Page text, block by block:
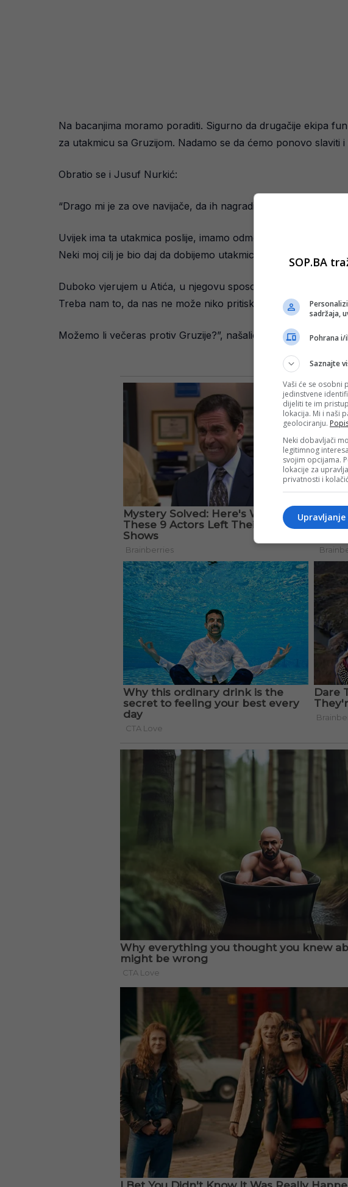
Na bacanjima moramo poraditi. Sigurno da drugačije ekipa
za utakmicu sa Gruzijom. Nadamo se da ćemo ponovo slaviti
Obratio se i Jusuf Nurkić:
“Drago mi je za ove navijače, da ih nagradimo. Uvijek su uz
Uvijek ima ta utakmica poslije, imamo odmor pa Gruziju. Svi
Neki moj cilj je bio daj da dobijemo utakmicu i damo sve od
Duboko vjerujem u Atića, u njegovu sposobnost da igra van
Treba nam to, da nas ne može niko pritiskati na terenu.
Možemo li večeras protiv Gruzije?”, našalio se Nurkić.
SOP.BA
sadržaja,
Pohrana i/
Saznajte
Vaši će se osobni
jedinstvene
dijeliti te im
lokacija. Mi i naši
geolociranju.
Neki dobavljači
legitimnog
svojim opcijama.
lokacije za
privatnosti i